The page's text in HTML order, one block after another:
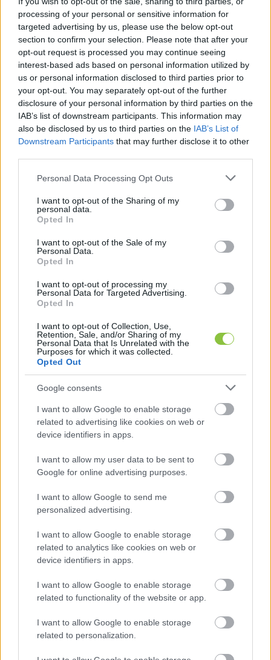
processing of your personal or sensitive information for
targeted advertising by us, please use the below opt-out
section to confirm your selection. Please note that after your
opt-out request is processed you may continue seeing
interest-based ads based on personal information utilized by
us or personal information disclosed to third parties prior to
your opt-out. You may separately opt-out of the further
disclosure of your personal information by third parties on the
IAB’s list of downstream participants. This information may
also be disclosed by us to third parties on the IAB’s List of
Downstream Participants that may further disclose it to other
Please note that this website/app uses one or more Google
not limited to your visit or usage behaviour. You may click to
grant or deny consent to Google and its third-party tags to
use your data for below specified purposes in below Google
consent section.
Personal Data Processing Opt Outs
I want to opt-out of the Sharing of my
personal data.
Opted In
I want to opt-out of the Sale of my
Personal Data.
Opted In
I want to opt-out of processing my
Personal Data for Targeted Advertising.
Opted In
I want to opt-out of Collection, Use,
Retention, Sale, and/or Sharing of my
Personal Data that Is Unrelated with the
Purposes for which it was collected.
Opted Out
Google consents
I want to allow Google to enable storage
related to advertising like cookies on web or
device identifiers in apps.
I want to allow my user data to be sent to
Google for online advertising purposes.
I want to allow Google to send me
personalized advertising.
I want to allow Google to enable storage
related to analytics like cookies on web or
device identifiers in apps.
I want to allow Google to enable storage
related to functionality of the website or app.
I want to allow Google to enable storage
related to personalization.
Rogán Antal minisztériuma nemzetbiztonsági
okokra hivatkozva tagadta meg a választ arra,
hogy van-e diplomata útlevele például Lánczi
Tamásnak, a Szuverenitásvédelmi Hivatal
elnökének, Balog Zoltán exminiszter püspöknek
Dzsudzsák Balázsnak vagy épp Matolcsy
Ádámnak. Dzsudzsák biztosan kapott
–
emlékeztet a 444.hu.
Velkey György László elmondta, hogy a korábbi
ciklusokban száz-kétszáz diplomata-útlevél
Az átvizsgálás során kiderült, hogy
sportklubok, haverok, rengeteg másod-,
harmadvonalbeli politikus és azok
családtagjai kaptak minden indok nélkül
diplomata-útlevelet, és, ami még
aggasztóbb, hogy sok esetben láthatólag
külföldi személyek, akik a kormányzathoz
mondta az államtitkár.
Közleményben reagált a Fidesz az
elhangzottakra, azt írták, hogy a kormányzásuk
idején a diplomata-útlevelek kiadása és
használata minden esetben a törvényeknek
megfelelő volt. Így fogalmaztak „ Magyarország
nemzetközi kapcsolatrendszerét a politika, a
gazdaság, a kultúra és a sport területén is minden
évben szélesítettük 2010 után.“